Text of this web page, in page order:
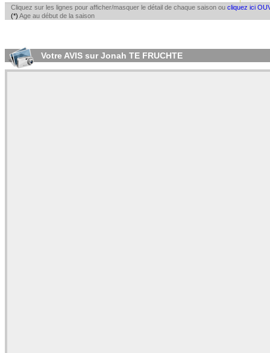
Cliquez sur les lignes pour afficher/masquer le détail de chaque saison ou cliquez ici
(*) Age au début de la saison
Votre AVIS sur Jonah TE FRUCHTE